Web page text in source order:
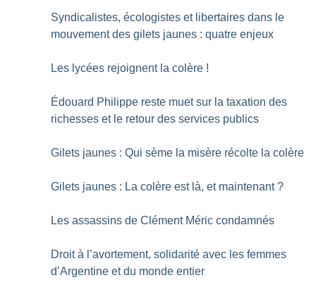
Syndicalistes, écologistes et libertaires dans le
mouvement des gilets jaunes : quatre enjeux
Les lycées rejoignent la colère !
Édouard Philippe reste muet sur la taxation des
richesses et le retour des services publics
Gilets jaunes : Qui sème la misère récolte la colère
Gilets jaunes : La colère est là, et maintenant ?
Les assassins de Clément Méric condamnés
Droit à l’avortement, solidarité avec les femmes
d’Argentine et du monde entier